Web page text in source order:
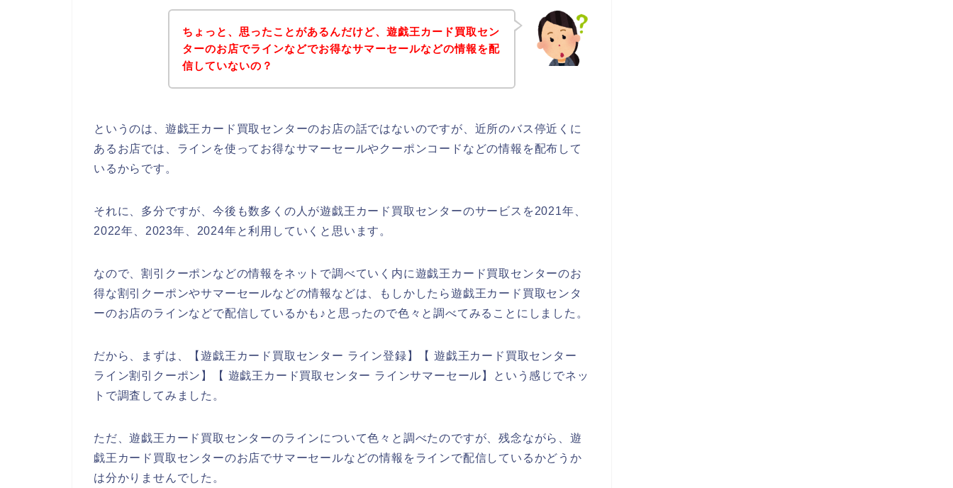
ちょっと、思ったことがあるんだけど、遊戯王カード買取セン
ターのお店でラインなどでお得なサマーセールなどの情報を配
信していないの？
というのは、遊戯王カード買取センターのお店の話ではないのですが、近所のバス停近くに
あるお店では、ラインを使ってお得なサマーセールやクーポンコードなどの情報を配布して
いるからです。
それに、多分ですが、今後も数多くの人が遊戯王カード買取センターのサービスを2021年、
2022年、2023年、2024年と利用していくと思います。
なので、割引クーポンなどの情報をネットで調べていく内に遊戯王カード買取センターのお
得な割引クーポンやサマーセールなどの情報などは、もしかしたら遊戯王カード買取センタ
ーのお店のラインなどで配信しているかも♪と思ったので色々と調べてみることにしました。
だから、まずは、【遊戯王カード買取センター ライン登録】【 遊戯王カード買取センター
ライン割引クーポン】【 遊戯王カード買取センター ラインサマーセール】という感じでネッ
トで調査してみました。
ただ、遊戯王カード買取センターのラインについて色々と調べたのですが、残念ながら、遊
戯王カード買取センターのお店でサマーセールなどの情報をラインで配信しているかどうか
は分かりませんでした。